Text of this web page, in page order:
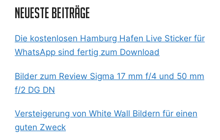
Neueste Beiträge
Die kostenlosen Hamburg Hafen Live Sticker für
WhatsApp sind fertig zum Download
Bilder zum Review Sigma 17 mm f/4 und 50 mm
f/2 DG DN
Versteigerung von White Wall Bildern für einen
guten Zweck